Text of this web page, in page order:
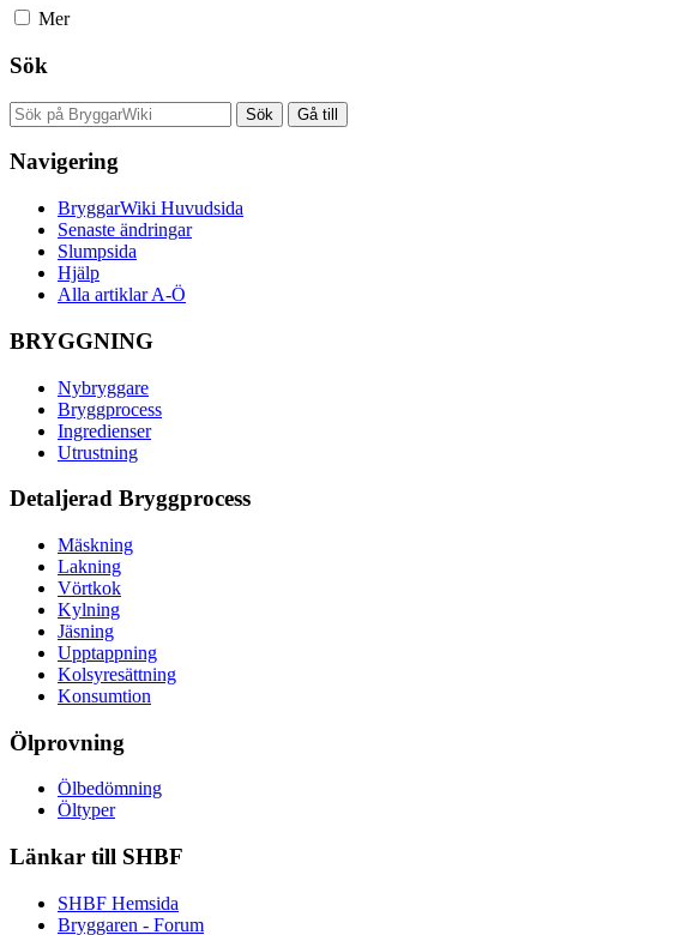
Mer
Sök
Navigering
BryggarWiki Huvudsida
Senaste ändringar
Slumpsida
Hjälp
Alla artiklar A-Ö
BRYGGNING
Nybryggare
Bryggprocess
Ingredienser
Utrustning
Detaljerad Bryggprocess
Mäskning
Lakning
Vörtkok
Kylning
Jäsning
Upptappning
Kolsyresättning
Konsumtion
Ölprovning
Ölbedömning
Öltyper
Länkar till SHBF
SHBF Hemsida
Bryggaren - Forum